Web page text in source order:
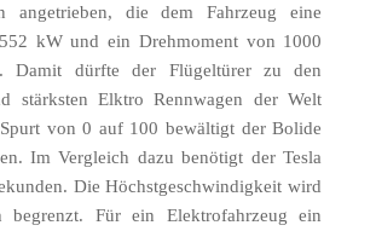
angetrieben, die dem Fahrzeug eine
kW und ein Drehmoment von 1000
Damit dürfte der Flügeltürer zu den
stärksten Elktro Rennwagen der Welt
von 0 auf 100 bewältigt der Bolide
Im Vergleich dazu benötigt der Tesla
Die Höchstgeschwindigkeit wird
Für ein Elektrofahrzeug ein